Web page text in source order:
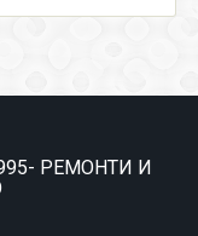
РЕМОНТИ И